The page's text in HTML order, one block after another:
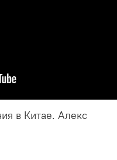
в Китае. Алекс